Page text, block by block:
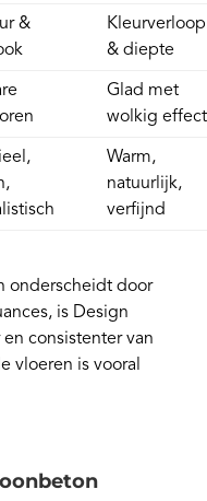
&
Kleurverloop
& diepte
Glad met
wolkig effect
Warm,
natuurlijk,
verfijnd
onderscheidt door
is Design
consistenter van
vloeren is vooral